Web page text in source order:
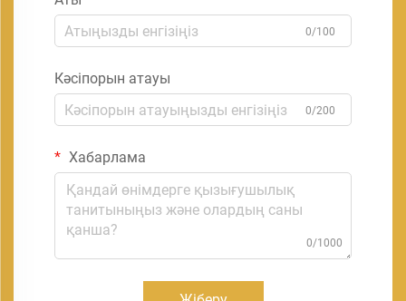
0/100
Кәсіпорын атауы
0/200
Хабарлама
0/1000